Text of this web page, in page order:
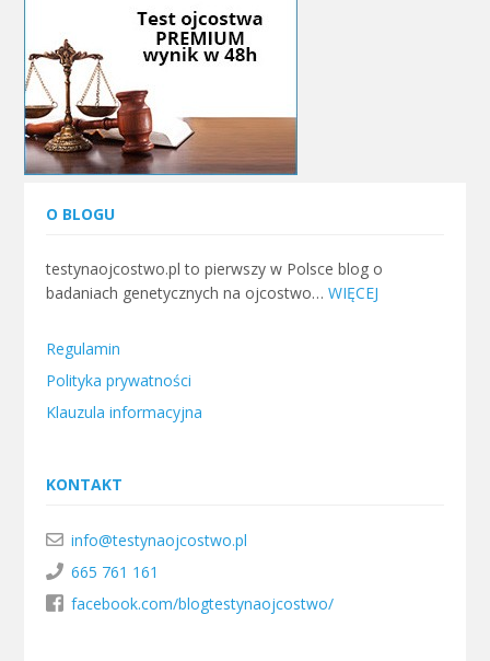
O BLOGU
testynaojcostwo.pl to pierwszy w Polsce blog o
badaniach genetycznych na ojcostwo…WIĘCEJ
Regulamin
Polityka prywatności
Klauzula informacyjna
KONTAKT
info@testynaojcostwo.pl
665 761 161
facebook.com/blogtestynaojcostwo/